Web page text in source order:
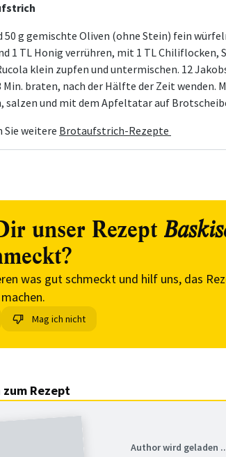
50 g gemischte Oliven (ohne Stein) fein
1 TL Honig verrühren, mit 1 TL Chiliflocken,
klein zupfen und untermischen. 12
Min. braten, nach der Hälfte der Zeit wenden.
salzen und mit dem Apfeltatar auf
Sie weitere Brotaufstrich-Rezepte
unser Rezept
was gut schmeckt und hilf uns, das
Mag ich nicht
zum Rezept
Author wird geladen